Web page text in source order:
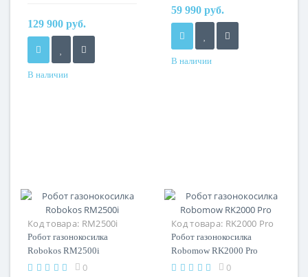
129 900 руб.
В наличии
59 990 руб.
В наличии
Код товара: RM2500i
Робот газонокосилка
Robokos RM2500i
0
Код товара: RK2000 Pro
Робот газонокосилка
Robomow RK2000 Pro
0